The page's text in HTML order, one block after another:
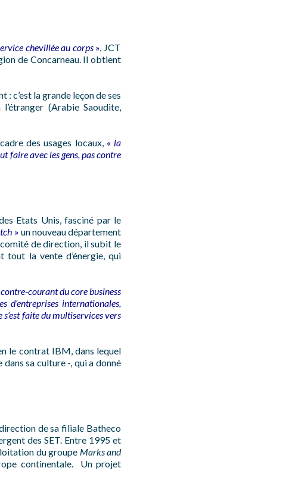
chevillée au corps», JCT
de Concarneau. Il obtient
c’est la grande leçon de ses
(Arabie Saoudite,
des usages locaux, «la
faire avec les gens, pas contre
Etats Unis, fasciné par le
» un nouveau département
de direction, il subit le
tout la vente d’énergie, qui
courant du core business
d’entreprises internationales,
faite du multiservices vers
le contrat IBM, dans lequel
sa culture -, qui a donné
de sa filiale Batheco
des SET. Entre 1995 et
du groupe Marks and
continentale. Un projet